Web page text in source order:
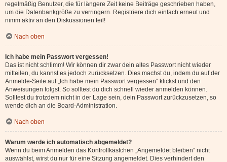
regelmäßig Benutzer, die für längere Zeit keine Beiträge geschrieben haben,
um die Datenbankgröße zu verringern. Registriere dich einfach erneut und
nimm aktiv an den Diskussionen teil!
Nach oben
Ich habe mein Passwort vergessen!
Das ist nicht schlimm! Wir können dir zwar dein altes Passwort nicht wieder
mitteilen, du kannst es jedoch zurücksetzen. Dies machst du, indem du auf der
Anmelde-Seite auf „Ich habe mein Passwort vergessen“ klickst und den
Anweisungen folgst. So solltest du dich schnell wieder anmelden können.
Solltest du trotzdem nicht in der Lage sein, dein Passwort zurückzusetzen, so
wende dich an die Board-Administration.
Nach oben
Warum werde ich automatisch abgemeldet?
Wenn du beim Anmelden das Kontrollkästchen „Angemeldet bleiben“ nicht
auswählst, wirst du nur für eine Sitzung angemeldet. Dies verhindert den